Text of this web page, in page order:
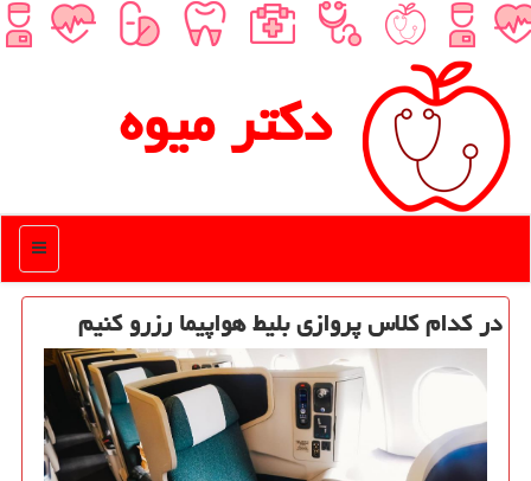
دكتر میوه
منو
در كدام كلاس پروازی بلیط هواپیما رزرو كنیم